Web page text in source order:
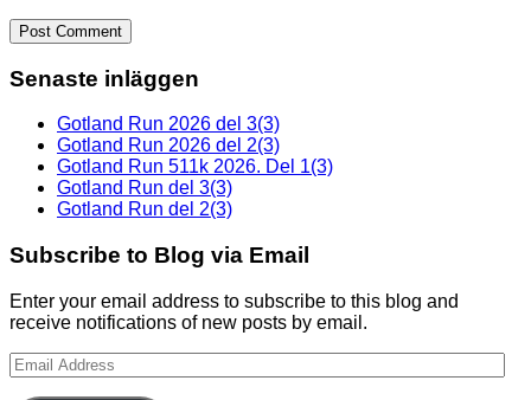
Senaste inläggen
Gotland Run 2026 del 3(3)
Gotland Run 2026 del 2(3)
Gotland Run 511k 2026. Del 1(3)
Gotland Run del 3(3)
Gotland Run del 2(3)
Subscribe to Blog via Email
Enter your email address to subscribe to this blog and
receive notifications of new posts by email.
Email
Address